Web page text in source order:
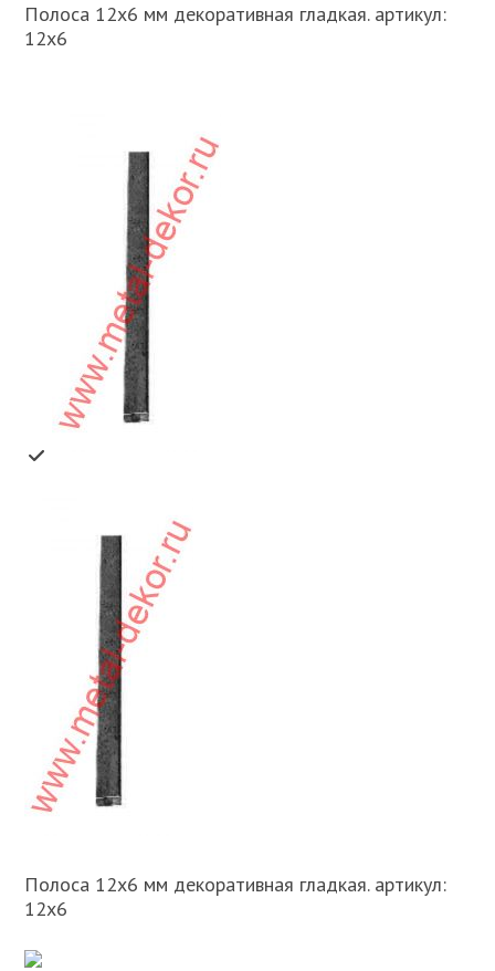
Полоса 12х6 мм декоративная гладкая. артикул:
12х6
Полоса 12х6 мм декоративная гладкая. артикул:
12х6